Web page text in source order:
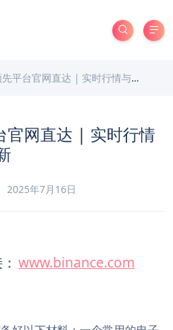
官网直达 | 实时行情与账户安全同步更新
官网直达 | 实时行情
2025年7月16日
www.binance.com